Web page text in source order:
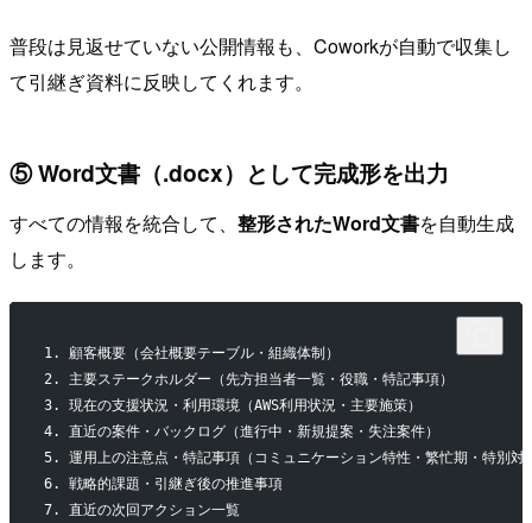
普段は見返せていない公開情報も、Coworkが自動で収集し
て引継ぎ資料に反映してくれます。
⑤ Word文書（.docx）として完成形を出力
すべての情報を統合して、 整形されたWord文書を自動生成
します。
1. 顧客概要（会社概要テーブル・組織体制）
2. 主要ステークホルダー（先方担当者一覧・役職・特記事項）
3. 現在の支援状況・利用環境（AWS利用状況・主要施策）
4. 直近の案件・バックログ（進行中・新規提案・失注案件）
5. 運用上の注意点・特記事項（コミュニケーション特性・繁忙期・特別対
6. 戦略的課題・引継ぎ後の推進事項
7. 直近の次回アクション一覧